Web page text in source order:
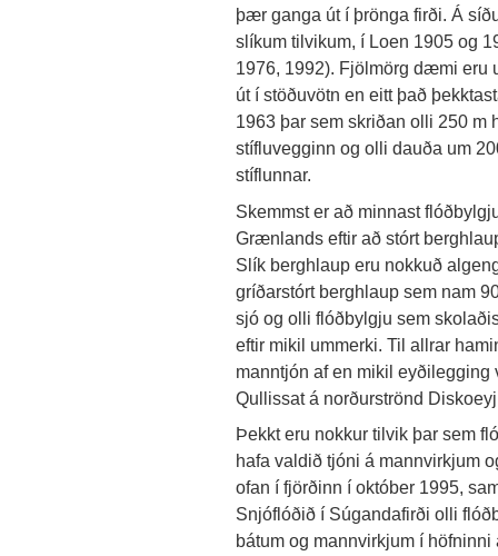
þær ganga út í þrönga firði. Á
slíkum tilvikum, í Loen 1905 og
1976, 1992). Fjölmörg dæmi eru
út í stöðuvötn en eitt það
1963 þar sem skriðan olli 250 m
stífluvegginn og olli dauða um
stíflunnar.
Skemmst er að minnast
Grænlands eftir að stórt
Slík berghlaup eru nokkuð
gríðarstórt berghlaup sem nam
sjó og olli flóðbylgju sem
eftir mikil ummerki. Til allrar
manntjón af en mikil eyðilegging
Qullissat á norðurströnd
Þekkt eru nokkur tilvik þar sem
hafa valdið tjóni á mannvirkjum
ofan í fjörðinn í október 1995,
Snjóflóðið í Súgandafirði olli
bátum og mannvirkjum í